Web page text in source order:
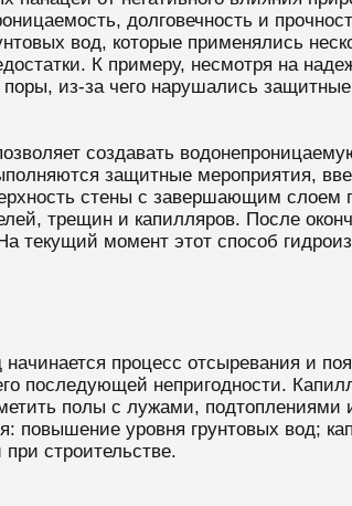
долговечность и
вод, которые применялись
К примеру, несмотря на
из-за чего нарушались
создавать
защитные мероприятия,
стены с завершающим слоем
трещин и капилляров. После
текущий момент этот способ
процесс отсыревания и
последующей непригодности.
полы с лужами, подтоплениями
повышение уровня грунтовых вод;
строительстве.